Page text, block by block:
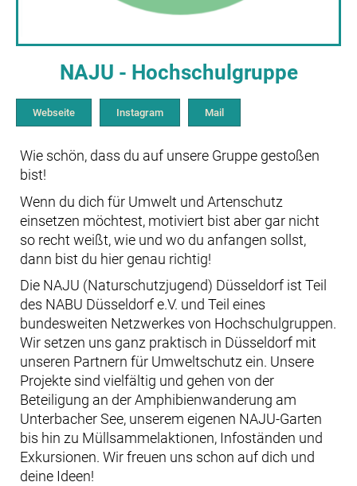
NAJU - Hochschulgruppe
Webseite Instagram Mail
Wie schön, dass du auf unsere Gruppe gestoßen
bist!
Wenn du dich für Umwelt und Artenschutz
einsetzen möchtest, motiviert bist aber gar nicht
so recht weißt, wie und wo du anfangen sollst,
dann bist du hier genau richtig!
Die NAJU (Naturschutzjugend) Düsseldorf ist Teil
des NABU Düsseldorf e.V. und Teil eines
bundesweiten Netzwerkes von Hochschulgruppen.
Wir setzen uns ganz praktisch in Düsseldorf mit
unseren Partnern für Umweltschutz ein. Unsere
Projekte sind vielfältig und gehen von der
Beteiligung an der Amphibienwanderung am
Unterbacher See, unserem eigenen NAJU-Garten
bis hin zu Müllsammelaktionen, Infoständen und
Exkursionen. Wir freuen uns schon auf dich und
deine Ideen!